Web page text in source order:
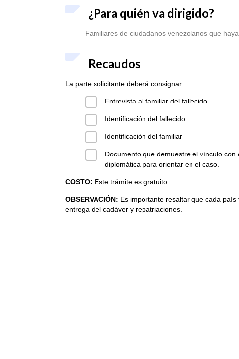
¿Para quién va dirigido?
Familiares de ciudadanos venezolanos que
Recaudos
La parte solicitante deberá consignar:
Entrevista al familiar del fallecido.
Identificación del fallecido
Identificación del familiar
Documento que demuestre el vínculo
diplomática para orientar en el caso.
COSTO: Este trámite es gratuito.
OBSERVACIÓN: Es importante resaltar que cada
entrega del cadáver y repatriaciones.